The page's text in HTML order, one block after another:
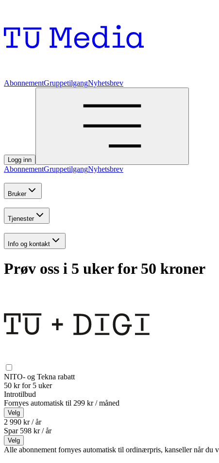
AbonnementGruppetilgangNyhetsbrev
Logg inn
AbonnementGruppetilgangNyhetsbrev
Bruker
Tjenester
Info og kontakt
Prøv oss i 5 uker for 50 kroner
NITO- og Tekna rabatt
50 kr for 5 uker
Introtilbud
Fornyes automatisk til 299 kr / måned
Velg
2 990 kr / år
Spar 598 kr /år
Velg
Alle abonnement fornyes automatisk til ordinærpris, kanseller når du